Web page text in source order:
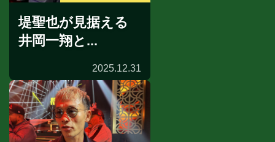
堤聖也が見据える
井岡一翔と...
2025.12.31